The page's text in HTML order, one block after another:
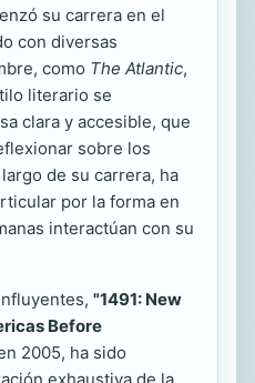
su carrera en el
con diversas
como The Atlantic,
literario se
clara y accesible, que
sobre los
de su carrera, ha
por la forma en
interactúan con su
"1491: New
Before
2005, ha sido
exhaustiva de la